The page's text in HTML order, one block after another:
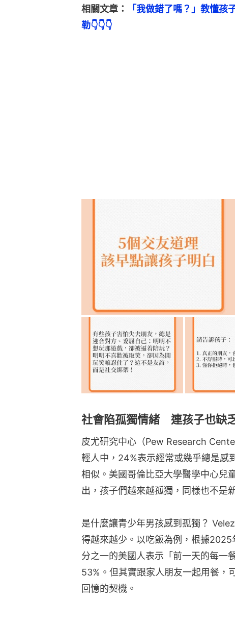
相關文章：
「我做錯了嗎？」教懂
勒👇👇👇
社會陷孤獨情緒 連孩子也缺
皮尤研究中心（Pew Research
輕人中，24%表示經常或幾乎總是感
相似。美國哥倫比亞大學醫學中心兒
出，孩子們越來越孤獨，同樣也不是
是什麼讓青少年男孩感到孤獨？
得越來越少。以吃飯為例，根據
分之一的美國人表示「前一天的每一
53%。但其實跟家人朋友一起用餐，
回憶的契機。